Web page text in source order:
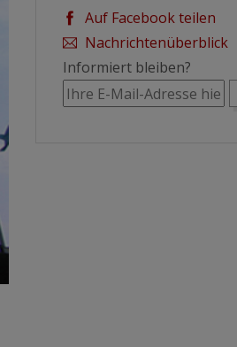
Auf Facebook teilen
Nachrichtenüberblick
Informiert bleiben?